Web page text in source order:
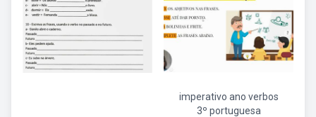
imperativo ano verbos
3º portuguesa